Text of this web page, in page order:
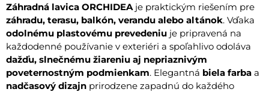
Záhradná lavica ORCHIDEA je praktickým riešením pre
záhradu, terasu, balkón, verandu alebo altánok. Vďaka
odolnému plastovému prevedeniu je pripravená na
každodenné používanie v exteriéri a spoľahlivo odoláva
dažďu, slnečnému žiareniu aj nepriaznivým
poveternostným podmienkam. Elegantná biela farba a
nadčasový dizajn prirodzene zapadnú do každého